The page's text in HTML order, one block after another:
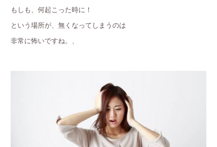
もしも、何起こった時に！
という場所が、無くなってしまうのは
非常に怖いですね。、